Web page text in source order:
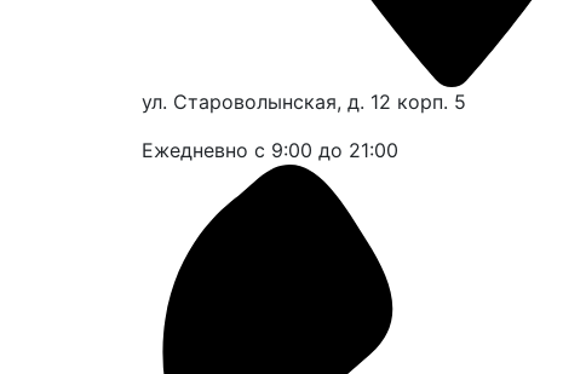
ул. Староволынская, д. 12 корп. 5
Ежедневно с 9:00 до 21:00